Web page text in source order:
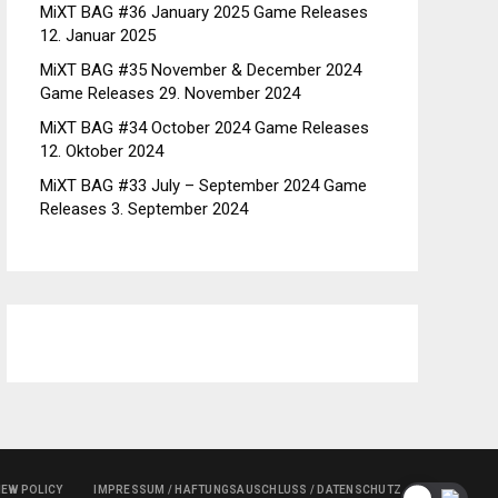
MiXT BAG #36 January 2025 Game Releases
12. Januar 2025
MiXT BAG #35 November & December 2024
Game Releases 29. November 2024
MiXT BAG #34 October 2024 Game Releases
12. Oktober 2024
MiXT BAG #33 July – September 2024 Game
Releases 3. September 2024
POLICY IMPRESSUM / HAFTUNGSAUSCHLUSS / DATENSCHUTZ